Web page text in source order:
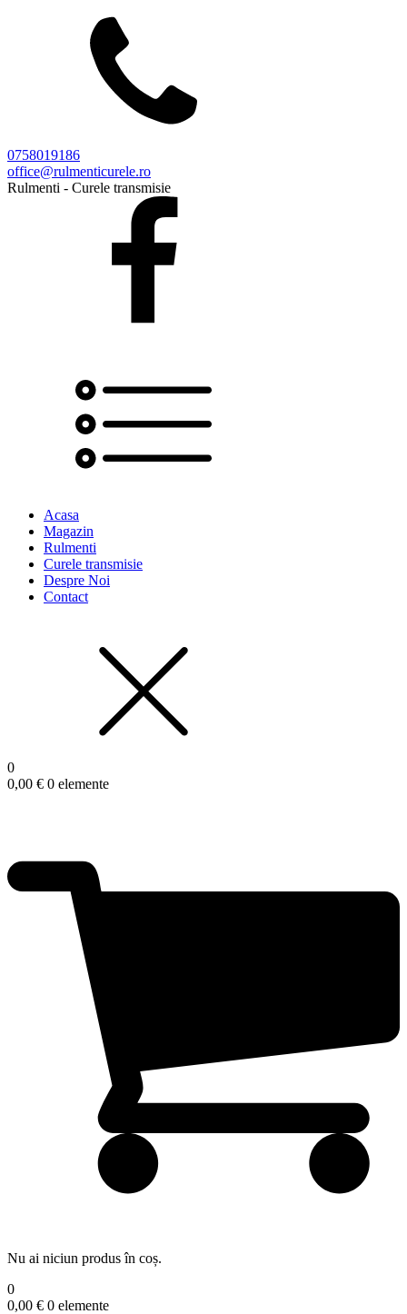
0758019186
office@rulmenticurele.ro
Rulmenti - Curele transmisie
Acasa
Magazin
Rulmenti
Curele transmisie
Despre Noi
Contact
0
0,00 € 0 elemente
Nu ai niciun produs în coș.
0
0,00 € 0 elemente